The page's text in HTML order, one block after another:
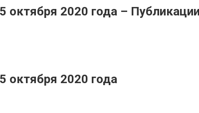
2020 года –
октября 2020 года